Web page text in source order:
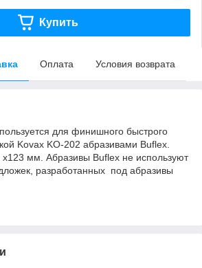
Купить
Оплата Условия возврата
для финишного быстрого
Kovax KO-202 абразивами Buflex.
мм. Абразивы Buflex не используют
разработанных под абразивы